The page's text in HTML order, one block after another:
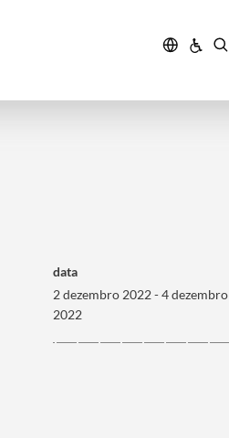
data
2 dezembro 2022 - 4 dezembro
2022